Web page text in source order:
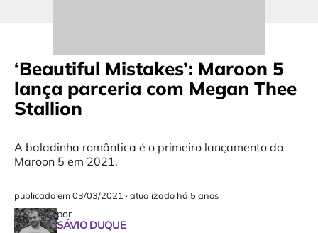
‘Beautiful Mistakes’: Maroon 5
lança parceria com Megan Thee
Stallion
A baladinha romântica é o primeiro lançamento do
Maroon 5 em 2021.
publicado em03/03/2021 ·atualizado há 5 anos
por
SÁVIO DUQUE